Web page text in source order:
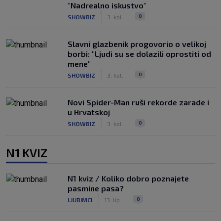
"Nadrealno iskustvo"
SHOWBIZ 3. kol. 0
Slavni glazbenik progovorio o velikoj
borbi: "Ljudi su se dolazili oprostiti od
mene"
SHOWBIZ 3. kol. 0
Novi Spider-Man ruši rekorde zarade i
u Hrvatskoj
SHOWBIZ 3. kol. 0
N1 KVIZ
N1 kviz / Koliko dobro poznajete
pasmine pasa?
LJUBIMCI 13. lip. 0